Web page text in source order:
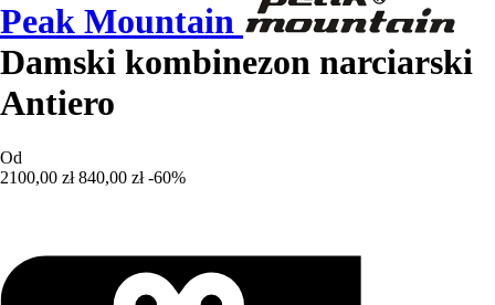
Peak Mountain
Damski kombinezon narciarski
Antiero
Od
2100,00 zł 840,00 zł -60%